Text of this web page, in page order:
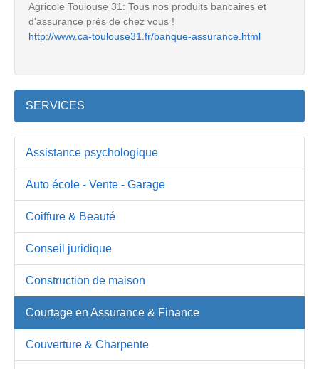
Agricole Toulouse 31: Tous nos produits bancaires et
d'assurance près de chez vous !
http://www.ca-toulouse31.fr/banque-assurance.html
SERVICES
Assistance psychologique
Auto école - Vente - Garage
Coiffure & Beauté
Conseil juridique
Construction de maison
Courtage en Assurance & Finance
Couverture & Charpente